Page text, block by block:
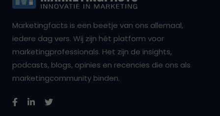
Marketingfacts is een beetje van ons allemaal,
iedere dag vers. Wij zijn hét platform voor
marketingprofessionals. Het zijn de insights,
podcasts, blogs, opinies en recencies die ons als
marketingcommunity binden.